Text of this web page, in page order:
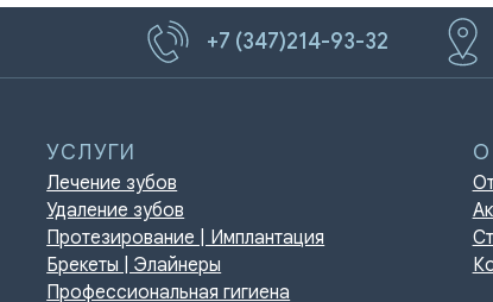
+7 (347)214-93-32
УСЛУГИ
Протезирование | Имплантация
Брекеты | Элайнеры
Профессиональная гигиена
О